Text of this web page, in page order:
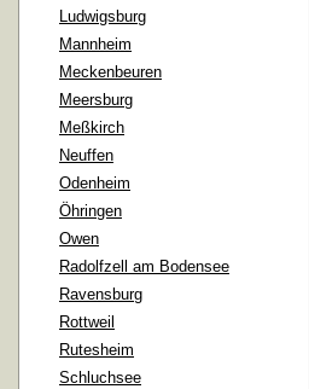
Ludwigsburg
Mannheim
Meckenbeuren
Meersburg
Meßkirch
Neuffen
Odenheim
Öhringen
Owen
Radolfzell am Bodensee
Ravensburg
Rottweil
Rutesheim
Schluchsee